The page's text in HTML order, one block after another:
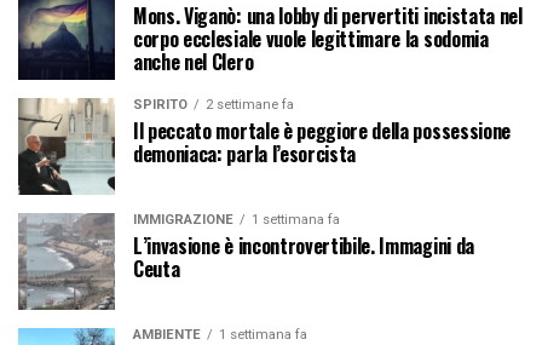
Mons. Viganò: una lobby di pervertiti incistata nel
corpo ecclesiale vuole legittimare la sodomia
anche nel Clero
SPIRITO 2 settimane fa
Il peccato mortale è peggiore della possessione
demoniaca: parla l’esorcista
IMMIGRAZIONE 1 settimana fa
L’invasione è incontrovertibile. Immagini da
Ceuta
AMBIENTE 1 settimana fa